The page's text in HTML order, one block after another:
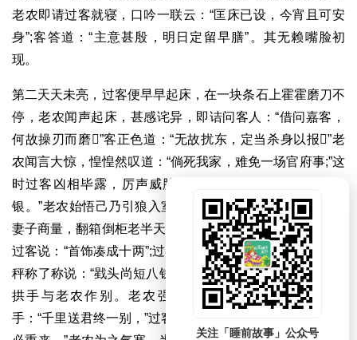
老农即请过客就寝，口吟一联云：“匡床已设，今宵且可安
身”;客答道：“主意甚殷，明日定留早膳”。其无赖嘴脸初
现。
第二天天未亮，过客便早早起床，在一块条石上霍霍磨刀不
停，老农闻声起床，甚感诧异，即诘问客人：“借问嘉客，
何故操刃而磨”客正色道：“无故扰东，定当杀身以报”老
农闻言大惊，惶惶然叹道：“倘死我家，难免一场官府事;”这
时过客凶相毕露，厉声威胁：“欲全我命，必须十两烧埋
银。”老农始悟己乃引狼入室，但悔之已晚，不得不入内与
妻子商量，翻箱倒柜老半天，才捧着一堆金银首饰出来，对
过客说：“首饰凑成十两”;过客劈手夺过，从身边拽出一杆小
秤称了称说：“戥头尚短八钱”。一边说一边装好金银首饰，
拱手与老农作别。老农强忍怒火送到门口，亦拱了拱
手：“千里送君终一别，”过客寡廉鲜耻顺水推舟：“八钱约我
关注「睡前故事」公众号